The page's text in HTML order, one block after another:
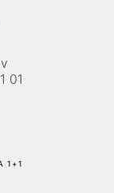
01
1+1